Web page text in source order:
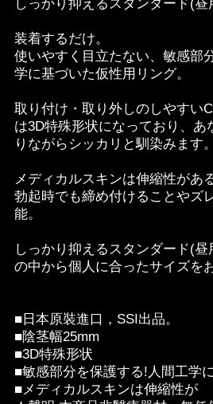
装着するだけ。
使いやすく目立たない、敏感部
学に基づいた仮性用リング。
取り付け・取り外しのしやすい
は3D特殊形状になっており、あ
りながらシッカリと馴染みます。
メディカルスキンは伸縮性があ
勃起時でも締め付けることやズ
能。
しっかり抑えるスタンダード(
の中から個人に合ったサイズを
■日本原裝進口，SSI出品。
■陰茎幅25mm
■3D特殊形状
■敏感部分を保護する!人間工学
■メディカルスキンは伸縮性が